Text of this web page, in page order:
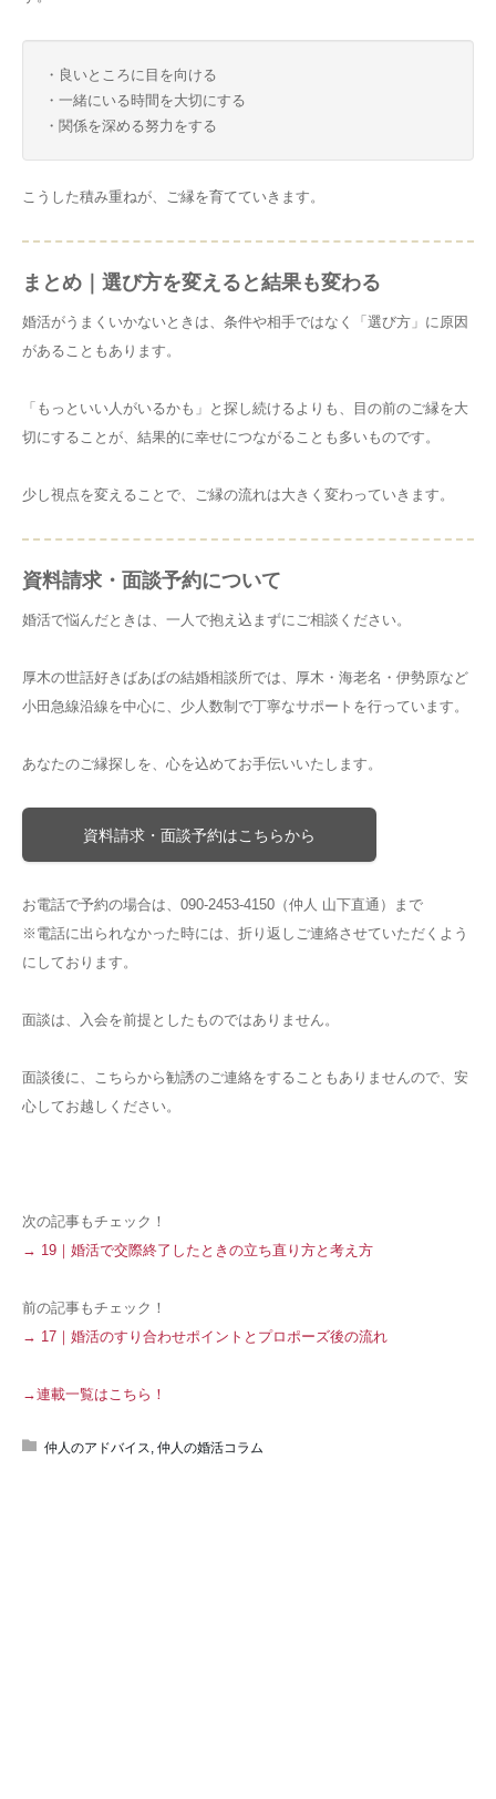
・良いところに目を向ける
・一緒にいる時間を大切にする
・関係を深める努力をする
こうした積み重ねが、ご縁を育てていきます。
まとめ｜選び方を変えると結果も変わる
婚活がうまくいかないときは、条件や相手ではなく「選び方」に原因
があることもあります。
「もっといい人がいるかも」と探し続けるよりも、目の前のご縁を大
切にすることが、結果的に幸せにつながることも多いものです。
少し視点を変えることで、ご縁の流れは大きく変わっていきます。
資料請求・面談予約について
婚活で悩んだときは、一人で抱え込まずにご相談ください。
厚木の世話好きばあばの結婚相談所では、厚木・海老名・伊勢原など
小田急線沿線を中心に、少人数制で丁寧なサポートを行っています。
あなたのご縁探しを、心を込めてお手伝いいたします。
資料請求・面談予約はこちらから
お電話で予約の場合は、090-2453-4150（仲人 山下直通）まで
※電話に出られなかった時には、折り返しご連絡させていただくよう
にしております。
面談は、入会を前提としたものではありません。
面談後に、こちらから勧誘のご連絡をすることもありませんので、安
心してお越しください。
次の記事もチェック！
→ 19｜婚活で交際終了したときの立ち直り方と考え方
前の記事もチェック！
→ 17｜婚活のすり合わせポイントとプロポーズ後の流れ
→連載一覧はこちら！
仲人のアドバイス, 仲人の婚活コラム